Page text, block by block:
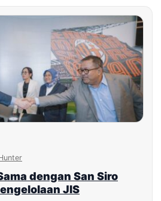
dengan San Siro
JIS